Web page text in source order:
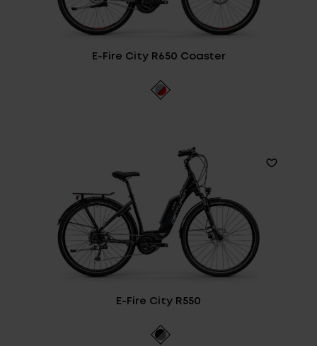
Service
Stories
Finde dein Bike
Jetzt zu unserem Newsletter anmelden
Karriere bei CENTURION
Händlersuche
Fragen - Antworten / FAQ
Finde die richtige Rahmengröße
E-Fire City R650 Coaster
E-Fire City R550